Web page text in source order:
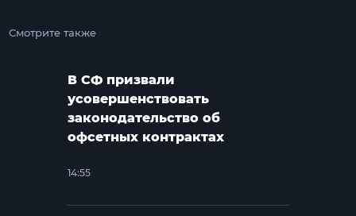
Смотрите также
В СФ призвали
усовершенствовать
законодательство об
офсетных контрактах
14:55